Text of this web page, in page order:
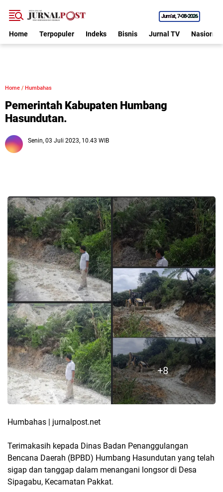
Jum'at 7•08•2026
Home Terpopuler Indeks Bisnis Jurnal TV Nasional
Home / Humbahas
Pemerintah Kabupaten Humbang
Hasundutan.
Senin, 03 Juli 2023, 10.43 WIB
Humbahas | jurnalpost.net
Terimakasih kepada Dinas Badan Penanggulangan
Bencana Daerah (BPBD) Humbang Hasundutan yang telah
sigap dan tanggap dalam menangani longsor di Desa
Sipagabu, Kecamatan Pakkat.